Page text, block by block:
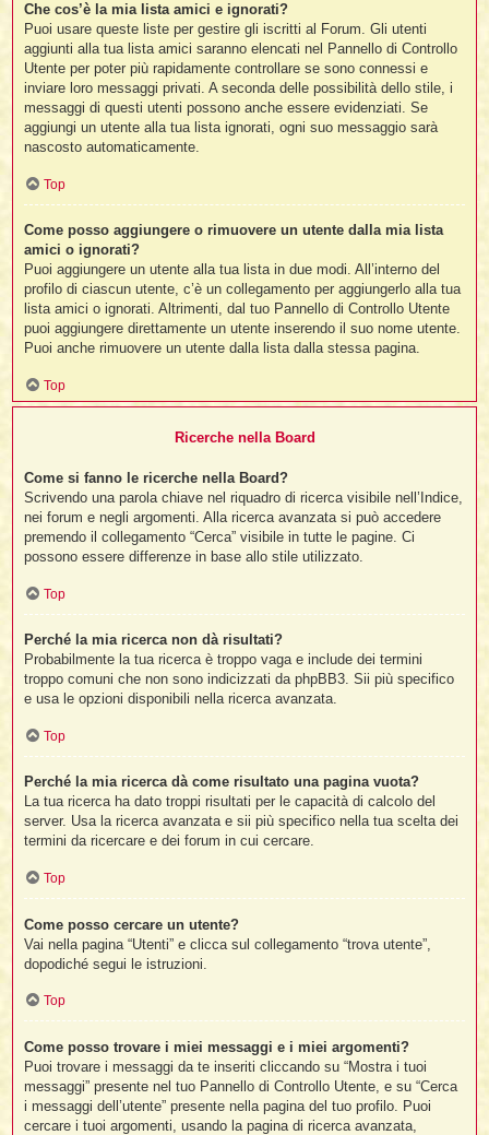
Che cos’è la mia lista amici e ignorati?
Puoi usare queste liste per gestire gli iscritti al Forum. Gli utenti
aggiunti alla tua lista amici saranno elencati nel Pannello di Controllo
Utente per poter più rapidamente controllare se sono connessi e
inviare loro messaggi privati. A seconda delle possibilità dello stile, i
messaggi di questi utenti possono anche essere evidenziati. Se
aggiungi un utente alla tua lista ignorati, ogni suo messaggio sarà
nascosto automaticamente.
Top
Come posso aggiungere o rimuovere un utente dalla mia lista
amici o ignorati?
Puoi aggiungere un utente alla tua lista in due modi. All’interno del
profilo di ciascun utente, c’è un collegamento per aggiungerlo alla tua
lista amici o ignorati. Altrimenti, dal tuo Pannello di Controllo Utente
puoi aggiungere direttamente un utente inserendo il suo nome utente.
Puoi anche rimuovere un utente dalla lista dalla stessa pagina.
Top
Ricerche nella Board
Come si fanno le ricerche nella Board?
Scrivendo una parola chiave nel riquadro di ricerca visibile nell’Indice,
nei forum e negli argomenti. Alla ricerca avanzata si può accedere
premendo il collegamento “Cerca” visibile in tutte le pagine. Ci
possono essere differenze in base allo stile utilizzato.
Top
Perché la mia ricerca non dà risultati?
Probabilmente la tua ricerca è troppo vaga e include dei termini
troppo comuni che non sono indicizzati da phpBB3. Sii più specifico
e usa le opzioni disponibili nella ricerca avanzata.
Top
Perché la mia ricerca dà come risultato una pagina vuota?
La tua ricerca ha dato troppi risultati per le capacità di calcolo del
server. Usa la ricerca avanzata e sii più specifico nella tua scelta dei
termini da ricercare e dei forum in cui cercare.
Top
Come posso cercare un utente?
Vai nella pagina “Utenti” e clicca sul collegamento “trova utente”,
dopodiché segui le istruzioni.
Top
Come posso trovare i miei messaggi e i miei argomenti?
Puoi trovare i messaggi da te inseriti cliccando su “Mostra i tuoi
messaggi” presente nel tuo Pannello di Controllo Utente, e su “Cerca
i messaggi dell’utente” presente nella pagina del tuo profilo. Puoi
cercare i tuoi argomenti, usando la pagina di ricerca avanzata,